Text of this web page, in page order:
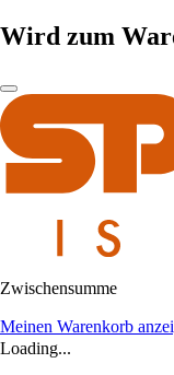
Wird zum
Zwischensumme
Meinen Warenkorb
Loading...